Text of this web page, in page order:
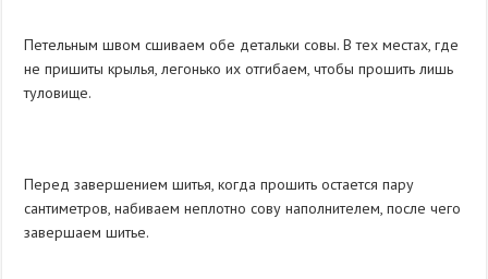
Петельным швом сшиваем обе детальки совы. В тех местах, где
не пришиты крылья, легонько их отгибаем, чтобы прошить лишь
туловище.
Перед завершением шитья, когда прошить остается пару
сантиметров, набиваем неплотно сову наполнителем, после чего
завершаем шитье.